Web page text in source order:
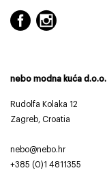
nebo modna kuća d.o.o.
Rudolfa Kolaka 12
Zagreb, Croatia
nebo@nebo.hr
+385 (0)1 4811355